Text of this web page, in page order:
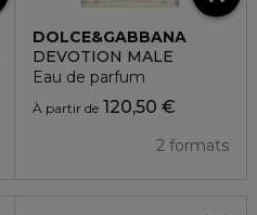
DOLCE&GABBANA
DEVOTION MALE
Eau de parfum
À partir de120,50 €
2 formats